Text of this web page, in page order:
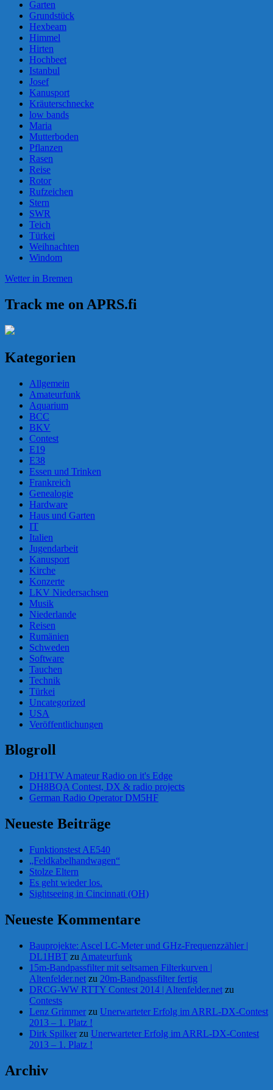
Garten
Grundstück
Hexbeam
Himmel
Hirten
Hochbeet
Istanbul
Josef
Kanusport
Kräuterschnecke
low bands
Maria
Mutterboden
Pflanzen
Rasen
Reise
Rotor
Rufzeichen
Stern
SWR
Teich
Türkei
Weihnachten
Windom
Wetter in Bremen
Track me on APRS.fi
Kategorien
Allgemein
Amateurfunk
Aquarium
BCC
BKV
Contest
E19
E38
Essen und Trinken
Frankreich
Genealogie
Hardware
Haus und Garten
IT
Italien
Jugendarbeit
Kanusport
Kirche
Konzerte
LKV Niedersachsen
Musik
Niederlande
Reisen
Rumänien
Schweden
Software
Tauchen
Technik
Türkei
Uncategorized
USA
Veröffentlichungen
Blogroll
DH1TW Amateur Radio on it's Edge
DH8BQA Contest, DX & radio projects
German Radio Operator DM5HF
Neueste Beiträge
Funktionstest AE540
„Feldkabelhandwagen“
Stolze Eltern
Es geht wieder los.
Sightseeing in Cincinnati (OH)
Neueste Kommentare
Bauprojekte: Ascel LC-Meter und GHz-Frequenzzähler |
DL1HBT zu Amateurfunk
15m-Bandpassfilter mit seltsamen Filterkurven |
Altenfelder.net zu 20m-Bandpassfilter fertig
DRCG-WW RTTY Contest 2014 | Altenfelder.net zu
Contests
Lenz Grimmer zu Unerwarteter Erfolg im ARRL-DX-Contest
2013 – 1. Platz !
Dirk Spilker zu Unerwarteter Erfolg im ARRL-DX-Contest
2013 – 1. Platz !
Archiv